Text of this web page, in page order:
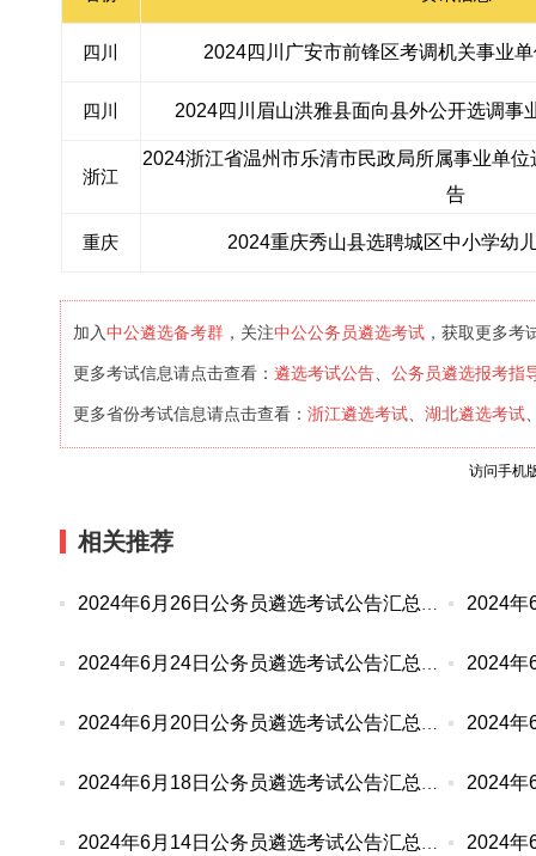
四川 2024四川广安市前锋区考调机关事业
四川 2024四川眉山洪雅县面向县外公开选调事
浙江
2024浙江省温州市乐清市民政局所属事业单
告
重庆 2024重庆秀山县选聘城区中小学幼
加入中公遴选备考群 ，关注中公公务员遴选考试 ，获取更多考
更多考试信息请点击查看： 遴选考试公告、 公务员遴选报考指
更多省份考试信息请点击查看： 浙江遴选考试、 湖北遴选考试
访问手机
相关推荐
2024年6月26日公务员遴选考试公告汇总（48人）
2024年6月24日公务员遴选考试公告汇总（483人）
2024年6月20日公务员遴选考试公告汇总（260人）
2024年6月18日公务员遴选考试公告汇总（205人）
2024年6月14日公务员遴选考试公告汇总（253人）